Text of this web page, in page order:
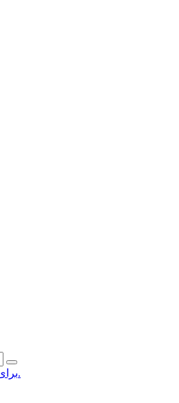
برای محصولات بیشتر کلیک کنید.